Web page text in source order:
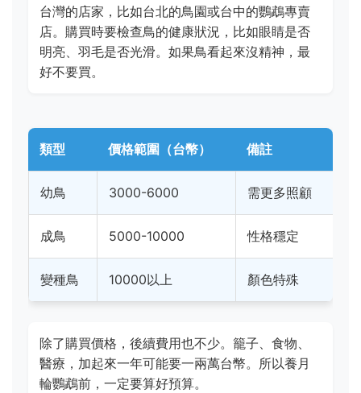
台灣的店家，比如台北的鳥園或台中的鸚鵡專賣
店。購買時要檢查鳥的健康狀況，比如眼睛是否
明亮、羽毛是否光滑。如果鳥看起來沒精神，最
好不要買。
類型 價格範圍（台幣） 備註
幼鳥 3000-6000 需更多照顧
成鳥 5000-10000 性格穩定
變種鳥 10000以上 顏色特殊
除了購買價格，後續費用也不少。籠子、食物、
醫療，加起來一年可能要一兩萬台幣。所以養月
輪鸚鵡前，一定要算好預算。